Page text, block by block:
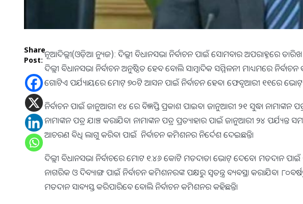
Share
Post:
ନୂଆଦିଲ୍ଲୀ(ଓଡ଼ିଆ ନ୍ୟୁଜ): ଦିଲ୍ଲୀ ବିଧାନସଭା ନିର୍ବାଚନ ପାଇଁ ସୋମବାର ଅପରାହ୍ନରେ
ଦିଲ୍ଲୀ ବିଧାନସଭା ନିର୍ବାଚନ ଅନୁଷ୍ଠିତ ହେବ ବୋଲି ସାମ୍ବାଦିକ ସମ୍ମିଳନୀ ମାଧ୍ୟମରେ
ଗୋଟିଏ ପର୍ଯ୍ୟାୟରେ ମୋଟ୍ ୭୦ଟି ଆସନ ପାଇଁ ନିର୍ବାଚନ ହେବ। ଫେବୃଆରୀ ୧୧ରେ
ନିର୍ବାଚନ ପାଇଁ ଜାନୁଆରୀ ୧୪ ରେ ବିଜ୍ଞପ୍ତି ପ୍ରକାଶ ପାଇବ। ଜାନୁଆରୀ ୨୧ ସୁଦ୍ଧା
ନାମାଙ୍କନ ପତ୍ର ଯାଞ୍ଚ କରାଯିବ। ନାମାଙ୍କନ ପତ୍ର ପ୍ରତ୍ୟାହାର ପାଇଁ ଜାନୁଆରୀ ୨୪
ଆଚରଣ ବିଧି ଲାଗୁ କରିବା ପାଇଁ ନିର୍ବାଚନ କମିଶନର ନିର୍ଦେଶ ଦେଇଛନ୍ତି।
ଦିଲ୍ଲୀ ବିଧାନସଭା ନିର୍ବାଚରେ ମୋଟ ୧.୪୬ କୋଟି ମତଦାତା ଭୋଟ୍ ଦେବେ। ମତଦାନ
ନାଗରିକ ଓ ଦିବ୍ୟାଙ୍ଗ ପାଇଁ ନିର୍ବାଚନ କମିଶନରଙ୍କ ପକ୍ଷରୁ ସ୍ବତନ୍ତ୍ର ବ୍ୟବସ୍ଥା କରାଯିବ।
ମତଦାନ ସାବ୍ୟସ୍ତ କରିପାରିବେ ବୋଲି ନିର୍ବାଚନ କମିଶନର କହିଛନ୍ତି।